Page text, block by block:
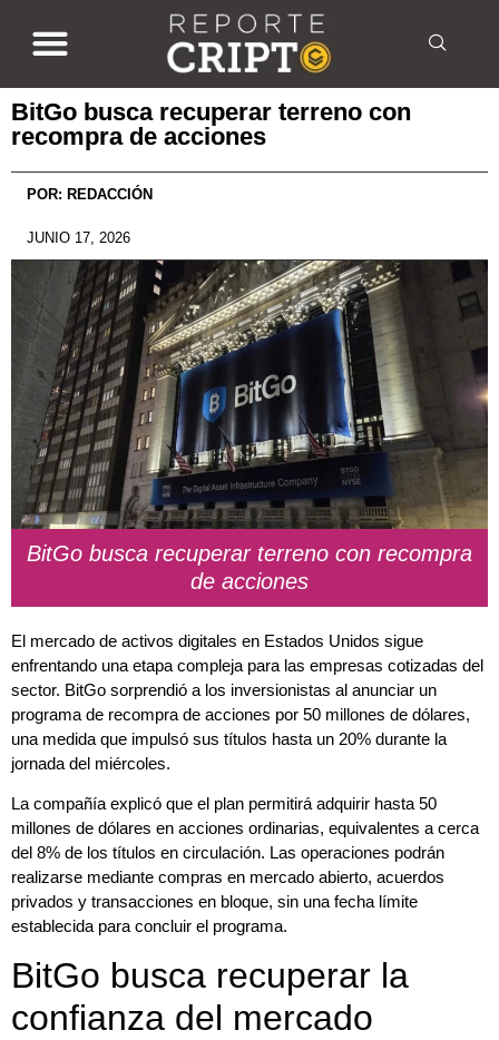
BitGo busca recuperar terreno con
recompra de acciones
POR: REDACCIÓN
JUNIO 17, 2026
BitGo busca recuperar terreno con recompra
de acciones
El mercado de activos digitales en Estados Unidos sigue
enfrentando una etapa compleja para las empresas cotizadas del
sector. BitGo sorprendió a los inversionistas al anunciar un
programa de recompra de acciones por 50 millones de dólares,
una medida que impulsó sus títulos hasta un 20% durante la
jornada del miércoles.
La compañía explicó que el plan permitirá adquirir hasta 50
millones de dólares en acciones ordinarias, equivalentes a cerca
del 8% de los títulos en circulación. Las operaciones podrán
realizarse mediante compras en mercado abierto, acuerdos
privados y transacciones en bloque, sin una fecha límite
establecida para concluir el programa.
BitGo busca recuperar la
confianza del mercado